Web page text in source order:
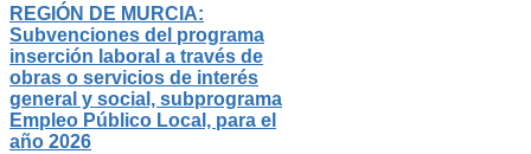
REGIÓN DE MURCIA:
Subvenciones del programa
inserción laboral a través de
obras o servicios de interés
general y social, subprograma
Empleo Público Local, para el
año 2026